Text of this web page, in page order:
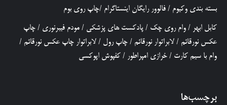
بسته بندی وکیوم / فالوور رایگان اینستاگرام /چاپ روی بوم
کابل ابهر / وام روی چک / پادکست های پزشکی / مودم فیبرنوری / چاپ
عکس نورقائم / لابراتوار نورقائم / چاپ رول / لابراتوار چاپ عکس نورقائم /
وام با سیم کارت / خرازی امپراطور / کفپوش اپوکسی
برچسب‌ها